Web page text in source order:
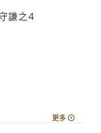
謙之4
更多